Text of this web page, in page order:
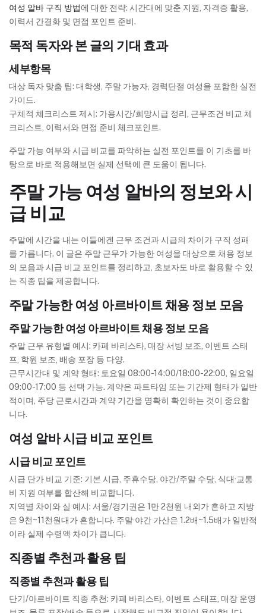
여성 알바 구직 방법에 대한 전략: 시간대에 맞춘 지원, 자격증 활용,
이력서 간결화 및 면접 포인트 준비.
목적 독자와 본 글의 기대 효과
세부항목
대상 독자 맞춤 팁: 대학생, 주말 가능자, 경력단절 여성을 포함한 실전
가이드.
구체적 체크리스트 제시: 가용시간/희망시급 정리, 근무조건 비교 체
크리스트, 이력서와 면접 준비 체크포인트.
주말 가능 여부와 시급 비교를 파악하는 실전 포인트를 이 기초를 바
탕으로 바로 적용해보면 실제 선택에 큰 도움이 됩니다.
주말 가능 여성 알바의 정보와 시
급 비교
주말에 시간을 내는 이들에겐 근무 조건과 시급의 차이가 구직 성패
를 가릅니다. 이 글은 주말 근무가 가능한 여성을 대상으로 채용 정보
의 모음과 시급 비교 포인트를 정리하고, 초보자도 바로 활용할 수 있
는 직종 팁을 제공합니다.
주말 가능한 여성 아르바이트 채용 정보 모음
주말 가능한 여성 아르바이트 채용 정보 모음
주말 근무 유형별 예시: 카페 바리스타, 매장 서빙 보조, 이벤트 스태
프, 학원 보조, 배송 포장 등 다양.
근무시간대 및 계약 형태: 토요일 08:00-14:00/18:00-22:00, 일요일
09:00-17:00 등 선택 가능. 계약은 파트타임 또는 기간제 형태가 일반
적이며, 주당 근로시간과 계약 기간을 명확히 확인하는 것이 중요합
니다.
여성 알바 시급 비교 포인트
시급 비교 포인트
시급 단가 비교 기준: 기본 시급, 주휴수당, 야간/주말 수당, 식대·교통
비 지원 여부를 합산해 비교합니다.
지역별 차이와 실 예시: 서울/경기권은 1만 2천원 내외가 흔하고 지방
은 9천~11천원대가 흔합니다. 주말·야간 가산은 1.2배~1.5배가 일반적
이라 실제 수령액 차이가 큽니다.
직종별 추천과 활용 팁
직종별 추천과 활용 팁
단기/아르바이트 직종 추천: 카페 바리스타, 이벤트 스태프, 매장 운영